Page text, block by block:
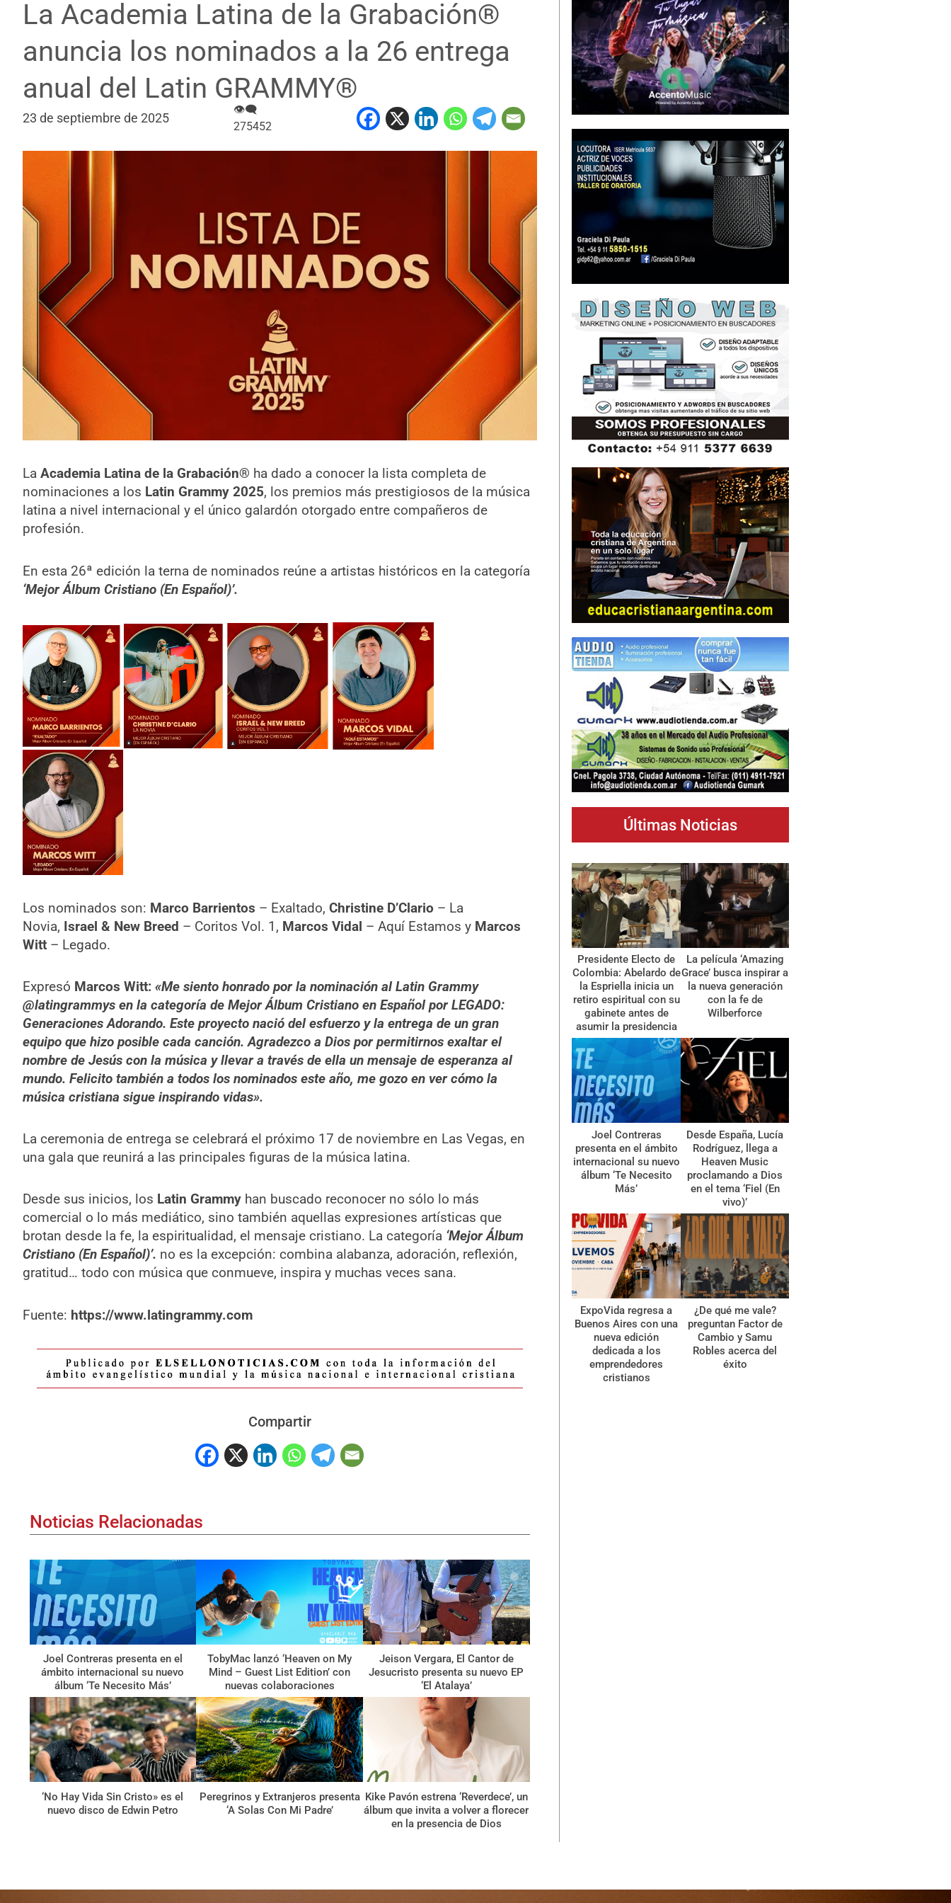
La Academia Latina de la Grabación®
anuncia los nominados a la 26 entrega
anual del Latin GRAMMY®
23 de septiembre de 2025
👁‍🗨
275452
La Academia Latina de la Grabación® ha dado a conocer la lista completa de
nominaciones a los Latin Grammy 2025, los premios más prestigiosos de la música
latina a nivel internacional y el único galardón otorgado entre compañeros de
profesión.
En esta 26ª edición la terna de nominados reúne a artistas históricos en la categoría
‘Mejor Álbum Cristiano (En Español)’.
Los nominados son: Marco Barrientos – Exaltado, Christine D’Clario – La
Novia, Israel & New Breed – Coritos Vol. 1, Marcos Vidal – Aquí Estamos y Marcos
Witt– Legado.
Expresó Marcos Witt: «Me siento honrado por la nominación al Latin Grammy
@latingrammys en la categoría de Mejor Álbum Cristiano en Español por LEGADO:
Generaciones Adorando. Este proyecto nació del esfuerzo y la entrega de un gran
equipo que hizo posible cada canción. Agradezco a Dios por permitirnos exaltar el
nombre de Jesús con la música y llevar a través de ella un mensaje de esperanza al
mundo. Felicito también a todos los nominados este año, me gozo en ver cómo la
música cristiana sigue inspirando vidas».
La ceremonia de entrega se celebrará el próximo 17 de noviembre en Las Vegas, en
una gala que reunirá a las principales figuras de la música latina.
Desde sus inicios, los Latin Grammyhan buscado reconocer no sólo lo más
comercial o lo más mediático, sino también aquellas expresiones artísticas que
brotan desde la fe, la espiritualidad, el mensaje cristiano. La categoría ‘Mejor Álbum
Cristiano (En Español)’. no es la excepción: combina alabanza, adoración, reflexión,
gratitud… todo con música que conmueve, inspira y muchas veces sana.
Fuente: https://www.latingrammy.com
Compartir
Noticias Relacionadas
Joel Contreras presenta en el
ámbito internacional su nuevo
álbum ‘Te Necesito Más’
TobyMac lanzó ‘Heaven on My
Mind – Guest List Edition’ con
nuevas colaboraciones
Jeison Vergara, El Cantor de
Jesucristo presenta su nuevo EP
‘El Atalaya’
‘No Hay Vida Sin Cristo» es el
nuevo disco de Edwin Petro
Peregrinos y Extranjeros presenta
‘A Solas Con Mi Padre’
Kike Pavón estrena ‘Reverdece’, un
álbum que invita a volver a florecer
en la presencia de Dios
Últimas Noticias
Presidente Electo de
Colombia: Abelardo de
la Espriella inicia un
retiro espiritual con su
gabinete antes de
asumir la presidencia
La película ‘Amazing
Grace’ busca inspirar a
la nueva generación
con la fe de
Wilberforce
Joel Contreras
presenta en el ámbito
internacional su nuevo
álbum ‘Te Necesito
Más’
Desde España, Lucía
Rodríguez, llega a
Heaven Music
proclamando a Dios
en el tema ‘Fiel (En
vivo)’
ExpoVida regresa a
Buenos Aires con una
nueva edición
dedicada a los
emprendedores
cristianos
¿De qué me vale?
preguntan Factor de
Cambio y Samu
Robles acerca del
éxito